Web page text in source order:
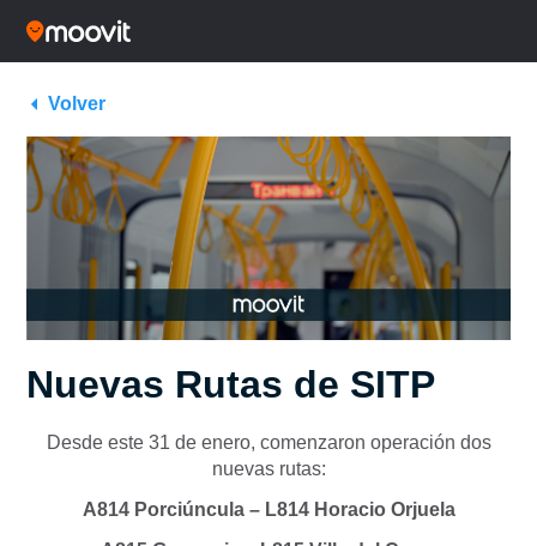
Volver
Nuevas Rutas de SITP
Desde este 31 de enero, comenzaron operación dos
nuevas rutas:
A814 Porciúncula – L814 Horacio Orjuela